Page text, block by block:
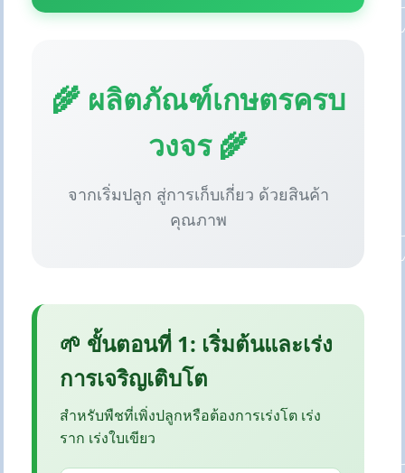
🌾 ผลิตภัณฑ์เกษตรครบ
วงจร 🌾
จากเริ่มปลูก สู่การเก็บเกี่ยว ด้วยสินค้า
คุณภาพ
🌱 ขั้นตอนที่ 1: เริ่มต้นและเร่ง
การเจริญเติบโต
สำหรับพืชที่เพิ่งปลูกหรือต้องการเร่งโต เร่ง
ราก เร่งใบเขียว